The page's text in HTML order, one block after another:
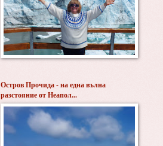
Остров Прочида - на една вълна
разстояние от Неапол...